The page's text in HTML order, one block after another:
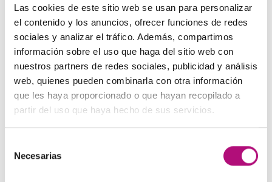
Las cookies de este sitio web se usan para personalizar
el contenido y los anuncios, ofrecer funciones de redes
sociales y analizar el tráfico. Además, compartimos
información sobre el uso que haga del sitio web con
nuestros partners de redes sociales, publicidad y análisis
web, quienes pueden combinarla con otra información
que les haya proporcionado o que hayan recopilado a
partir del uso que haya hecho de sus servicios.
Necesarias
137,00€.130,00€.
48,00€ El
precio
original
era:
48,00€.
45,00 €El
precio
actual
es:
45,00€.
(IVA incluido)
Paleta de Maquillaje Avon
32,99€ El
precio
original
era:
32,99€.
28,50€El
precio
actual
es:
28,50€.
(IVA incluido)
Maquíllate
precio
8,50
El(IVA incluido)